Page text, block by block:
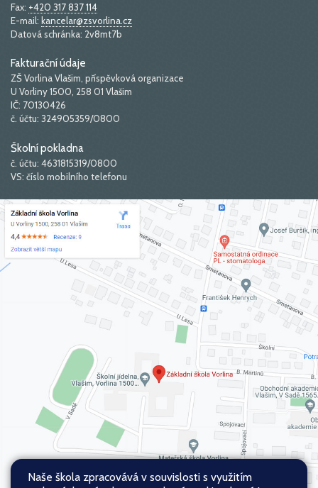
Fax: +420 317 837 114
E-mail: kancelar@zsvorlina.cz
Datová schránka: 2v8mt7b
Fakturační údaje
ZŠ Vorlina Vlašim, příspěvková organizace
U Vorliny 1500, 258 01 Vlašim
IČ: 70130426
č. účtu: 324905359/0800
Školní pokladna
č. účtu: 4631815319/0800
VS: číslo mobilního telefonu
Naše škola zpracovává v souvislosti s využitím